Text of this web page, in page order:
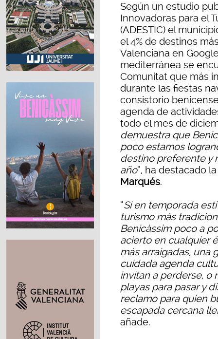
Según un estudio
Innovadoras para el
(ADESTIC) el
el 4% de destinos
Valenciana en
mediterránea se
Comunitat que más
durante las fiestas
consistorio
agenda de
todo el mes de
demuestra que
poco estamos
destino preferente y
año”, ha destacado
Marqués.
“Si en temporada
turismo más
Benicàssim poco a
acierto en cualquier
más arraigadas, una
cuidada agenda
invitan a perderse, o
playas para pasar y
reclamo para quien
escapada cercana
añade.